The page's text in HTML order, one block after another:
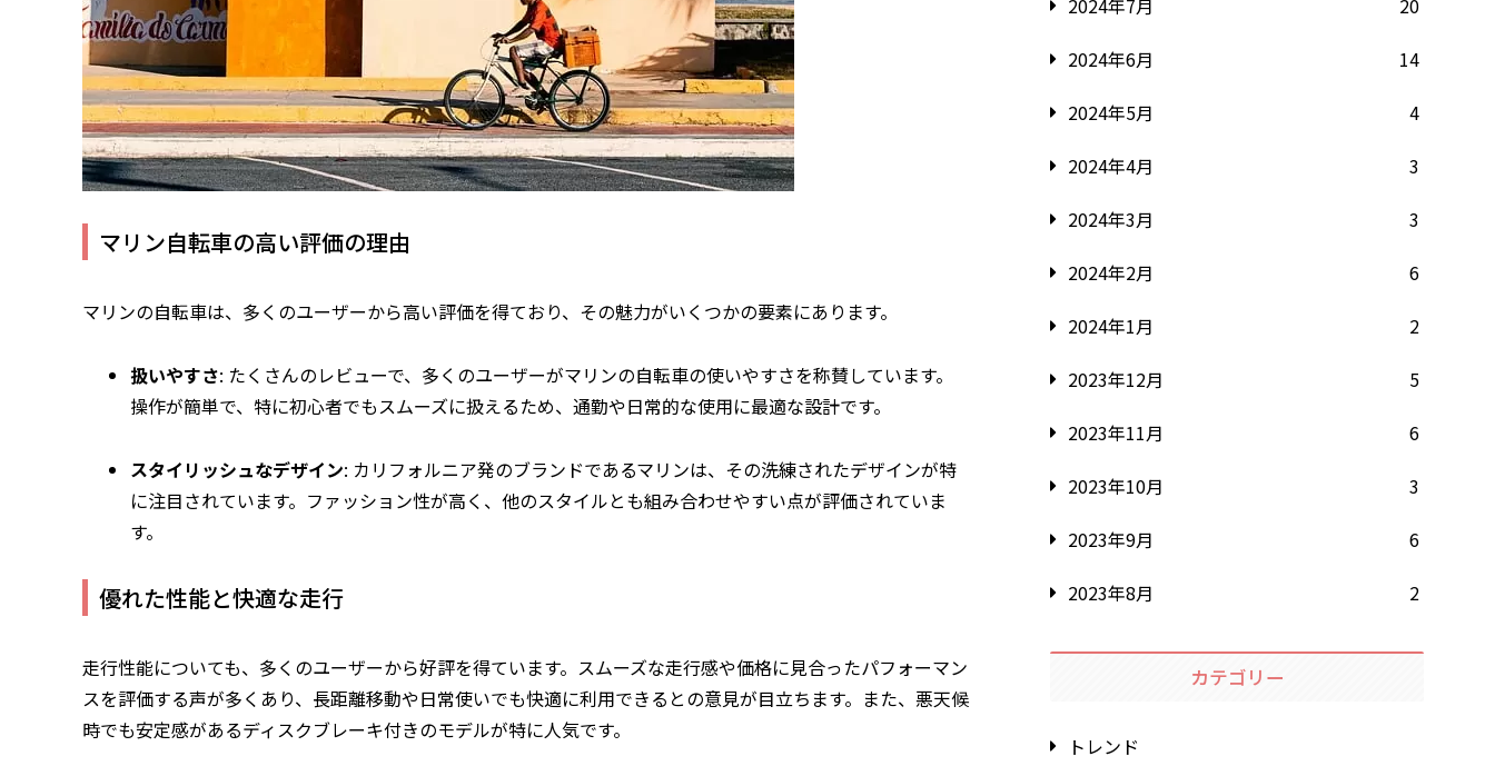
マリン自転車の高い評価の理由
マリンの自転車は、多くのユーザーから高い評価を得ており、その魅力がいくつかの要素にあります。
扱いやすさ: たくさんのレビューで、多くのユーザーがマリンの自転車の使いやすさを称賛しています。
操作が簡単で、特に初心者でもスムーズに扱えるため、通勤や日常的な使用に最適な設計です。
スタイリッシュなデザイン: カリフォルニア発のブランドであるマリンは、その洗練されたデザインが特
に注目されています。ファッション性が高く、他のスタイルとも組み合わせやすい点が評価されていま
す。
優れた性能と快適な走行
走行性能についても、多くのユーザーから好評を得ています。スムーズな走行感や価格に見合ったパフォーマン
スを評価する声が多くあり、長距離移動や日常使いでも快適に利用できるとの意見が目立ちます。また、悪天候
時でも安定感があるディスクブレーキ付きのモデルが特に人気です。
2024年6月
14
2024年5月
4
2024年4月
3
2024年3月
3
2024年2月
6
2024年1月
2
2023年12月
5
2023年11月
6
2023年10月
3
2023年9月
6
2023年8月
2
カテゴリー
トレンド